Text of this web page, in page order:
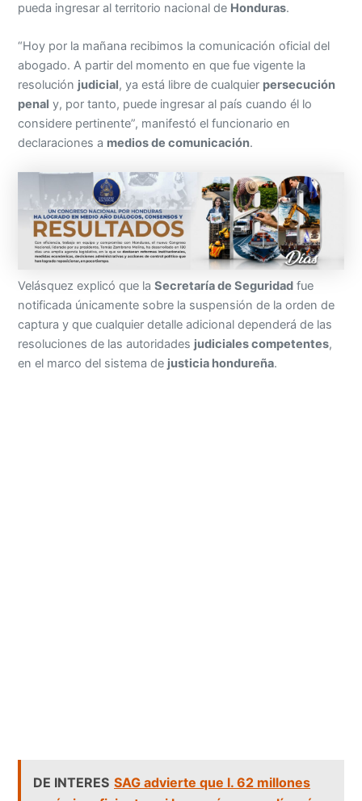
pueda ingresar al territorio nacional de Honduras.
“Hoy por la mañana recibimos la comunicación oficial del
abogado. A partir del momento en que fue vigente la
resolución judicial, ya está libre de cualquier persecución
penal y, por tanto, puede ingresar al país cuando él lo
considere pertinente”, manifestó el funcionario en
declaraciones a medios de comunicación.
Velásquez explicó que laSecretaría de Seguridad fue
notificada únicamente sobre la suspensión de la orden de
captura y que cualquier detalle adicional dependerá de las
resoluciones de las autoridades judiciales competentes,
en el marco del sistema de justicia hondureña.
DE INTERES SAG advierte que l. 62 millones